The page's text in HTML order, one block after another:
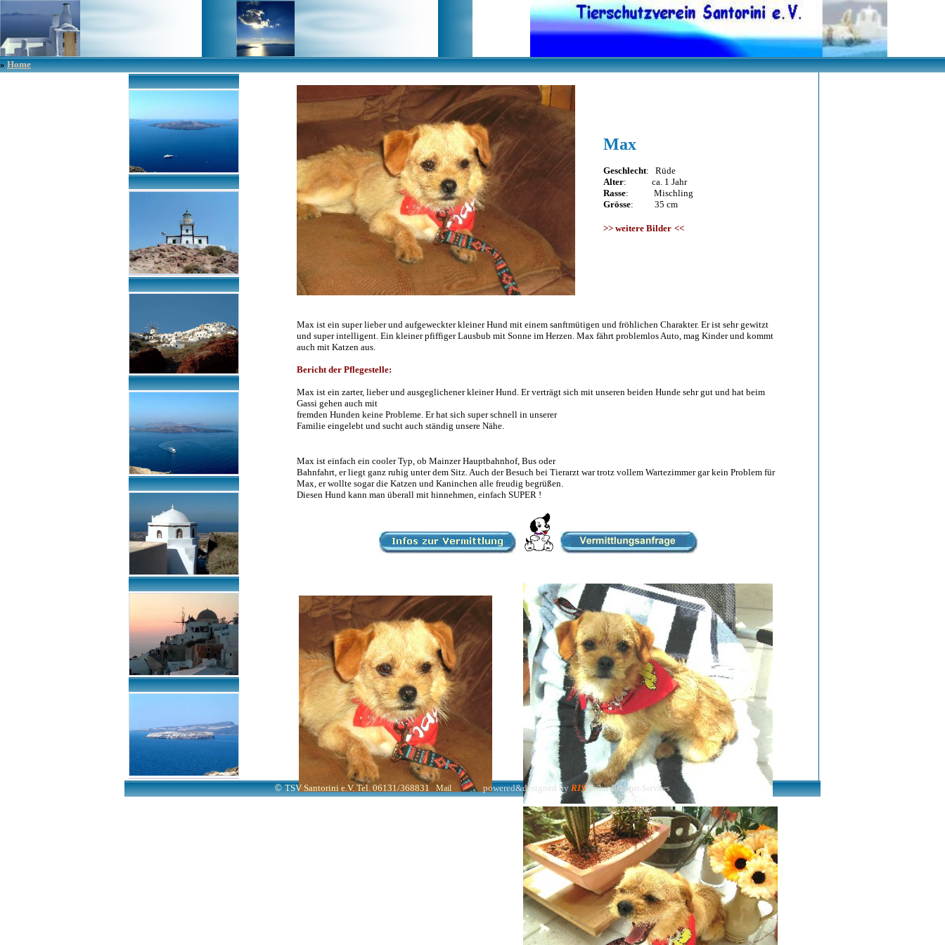
»Home
Max
Geschlecht: Rüde
Alter: ca. 1 Jahr
Rasse: Mischling
Grösse: 35 cm
>> weitere Bilder <<
Max ist ein super lieber und aufgeweckter kleiner Hund mit einem sanftmütigen und fröhlichen Charakter. Er ist sehr gewitzt
und super intelligent. Ein kleiner pfiffiger Lausbub mit Sonne im Herzen. Max fährt problemlos Auto, mag Kinder und kommt
auch mit Katzen aus.
Bericht der Pflegestelle:
Max ist ein zarter, lieber und ausgeglichener kleiner Hund. Er verträgt sich mit unseren beiden Hunde sehr gut und hat beim
Gassi gehen auch mit
fremden Hunden keine Probleme. Er hat sich super schnell in unserer
Familie eingelebt und sucht auch ständig unsere Nähe.
Max ist einfach ein cooler Typ, ob Mainzer Hauptbahnhof, Bus oder
Bahnfahrt, er liegt ganz ruhig unter dem Sitz. Auch der Besuch bei Tierarzt war trotz vollem Wartezimmer gar kein Problem für
Max, er wollte sogar die Katzen und Kaninchen alle freudig begrüßen.
Diesen Hund kann man überall mit hinnehmen, einfach SUPER !
©TSV Santorini e.V. Tel. 06131/368831 Mail powered&designed by RIS RichardInternet-Services